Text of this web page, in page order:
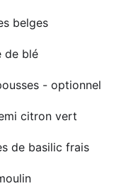
belges
de blé
- optionnel
citron vert
de basilic frais